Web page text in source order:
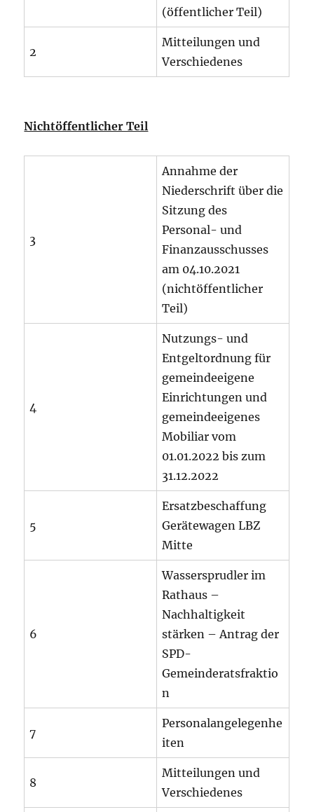
(öffentlicher Teil)
2
Mitteilungen und
Verschiedenes
Nichtöffentlicher Teil
3
Annahme der
Niederschrift über die
Sitzung des
Personal- und
Finanzausschusses
am 04.10.2021
(nichtöffentlicher
Teil)
4
Nutzungs- und
Entgeltordnung für
gemeindeeigene
Einrichtungen und
gemeindeeigenes
Mobiliar vom
01.01.2022 bis zum
31.12.2022
5
Ersatzbeschaffung
Gerätewagen LBZ
Mitte
6
Wassersprudler im
Rathaus –
Nachhaltigkeit
stärken – Antrag der
SPD-
Gemeinderatsfraktio
n
7
Personalangelegenhe
iten
8
Mitteilungen und
Verschiedenes